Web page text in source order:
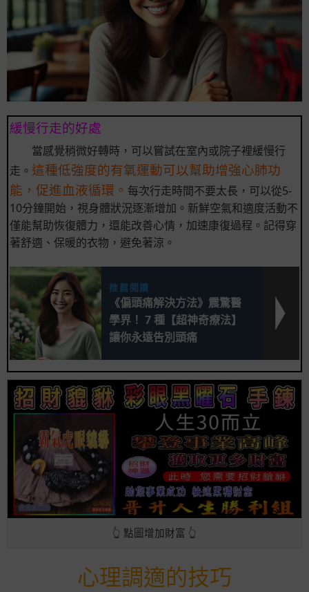
緩慢行走的好處
當感覺稍微好轉時，可以嘗試在室內或院子裡緩慢行
走。 這種低強度的有氧運動可以幫助增強心肺功
能，促進血液循環。 每次行走時間不要太長，可以從5-
10分鐘開始，視身體狀況逐漸增加。新鮮空氣和適度活動不
僅能幫助恢復體力，還能改善心情，加速康復過程。記得穿
著舒適、保暖的衣物，避免著涼。
推薦閱讀
《偏頭痛解決方法》震驚醫
學界！ 7 種【超神奇療法】
讓你永遠告別頭痛
👆 點圖增加財富 👆
心理調適的技巧